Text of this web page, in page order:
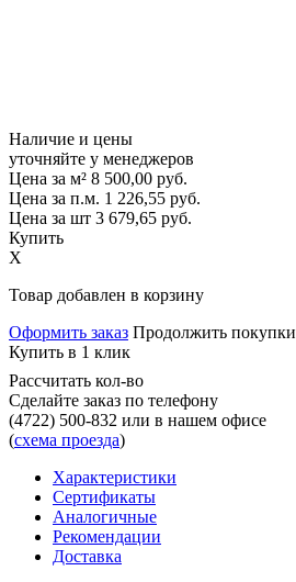
Наличие и цены
уточняйте у менеджеров
Цена за м² 8 500,00 руб.
Цена за п.м. 1 226,55 руб.
Цена за шт 3 679,65 руб.
Купить
X
Товар добавлен в корзину
Оформить заказ Продолжить покупки
Купить в 1 клик
Рассчитать кол-во
Сделайте заказ по телефону
(4722) 500-832 или в нашем офисе
(схема проезда)
Характеристики
Сертификаты
Аналогичные
Рекомендации
Доставка